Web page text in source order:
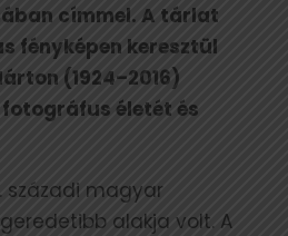
címmel. A tárlat
fényképen keresztül
(1924–2016)
életét és
századi magyar
alakja volt. A